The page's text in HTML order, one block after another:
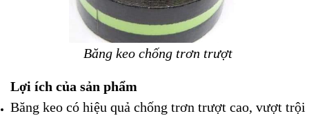
Băng keo chống trơn trượt
Lợi ích của sản phẩm
Băng keo có hiệu quả chống trơn trượt cao, vượt trội